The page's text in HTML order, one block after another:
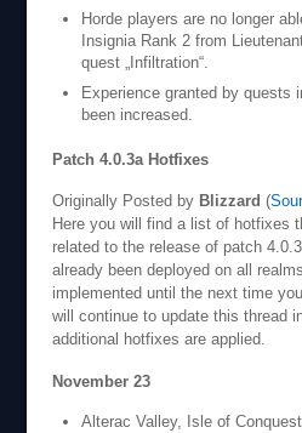
Horde players are no longer
Insignia Rank 2 from
quest „Infiltration“.
Experience granted by quests
been increased.
Patch 4.0.3a Hotfixes
Originally Posted by Blizzard (
Here you will find a list of hotfixes
related to the release of patch
already been deployed on all
implemented until the next time
will continue to update this thread
additional hotfixes are applied.
November 23
Alterac Valley, Isle of